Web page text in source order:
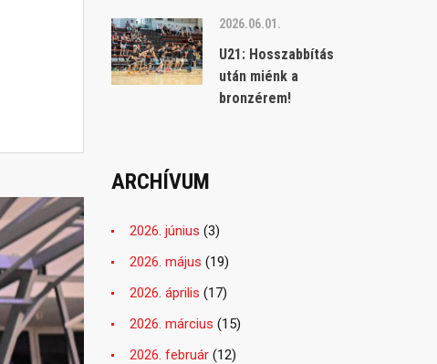
2026.06.01.
U21: Hosszabbítás
után miénk a
bronzérem!
ARCHÍVUM
2026. június (3)
2026. május (19)
2026. április (17)
2026. március (15)
2026. február (12)